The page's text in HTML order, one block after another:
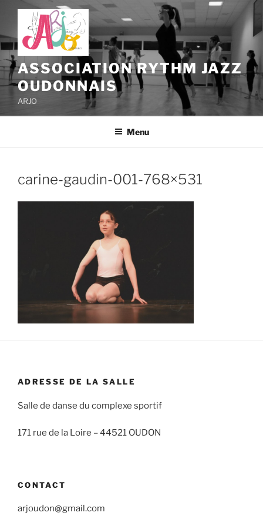
Aller
contenu
principal
ASSOCIATION RYTHM JAZZ
OUDONNAIS
ARJO
Menu
carine-gaudin-001-768×531
ADRESSE DE LA SALLE
Salle de danse du complexe sportif
171 rue de la Loire –44521 OUDON
CONTACT
arjoudon@gmail.com